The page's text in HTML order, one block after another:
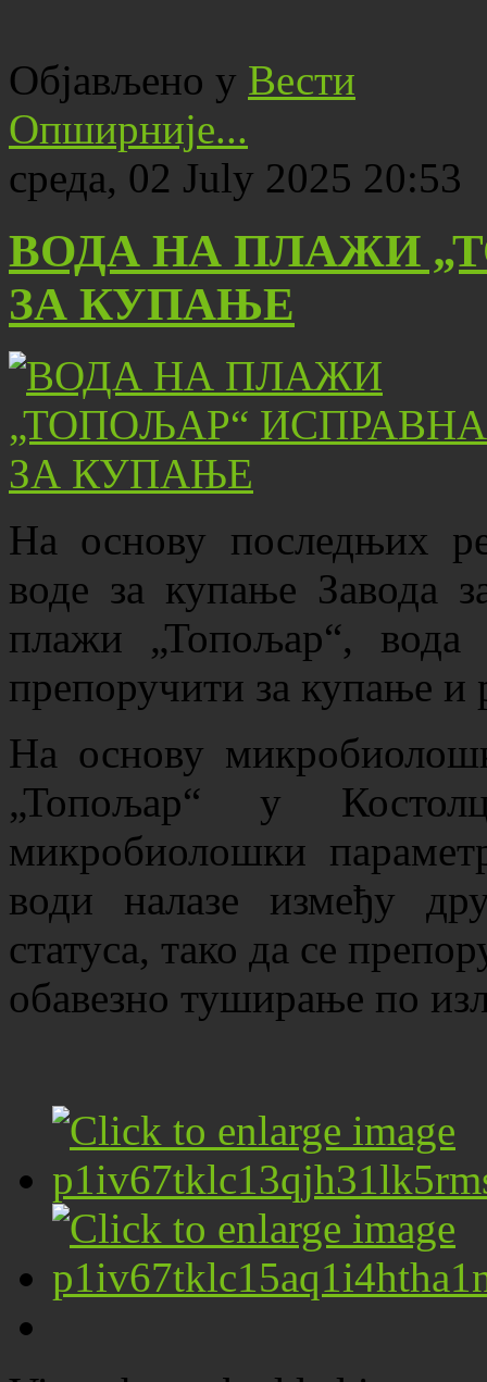
Објављено у Вести
Опширније...
среда, 02 July 2025 20:53
ВОДА НА ПЛАЖИ
ЗА КУПАЊЕ
На основу последњих
воде за купање Завода
плажи „Топољар“,
препоручити за купање и
На основу
„Топољар“ у
микробиолошки
води налазе између
статуса, тако да се
обавезно туширање по